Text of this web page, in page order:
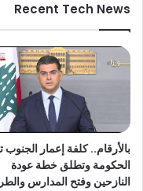
Recent Tech News
بالأرقام.. كلفة إعمار
الحكومة وتطلق خطة عودة
النازحين وفتح المدارس